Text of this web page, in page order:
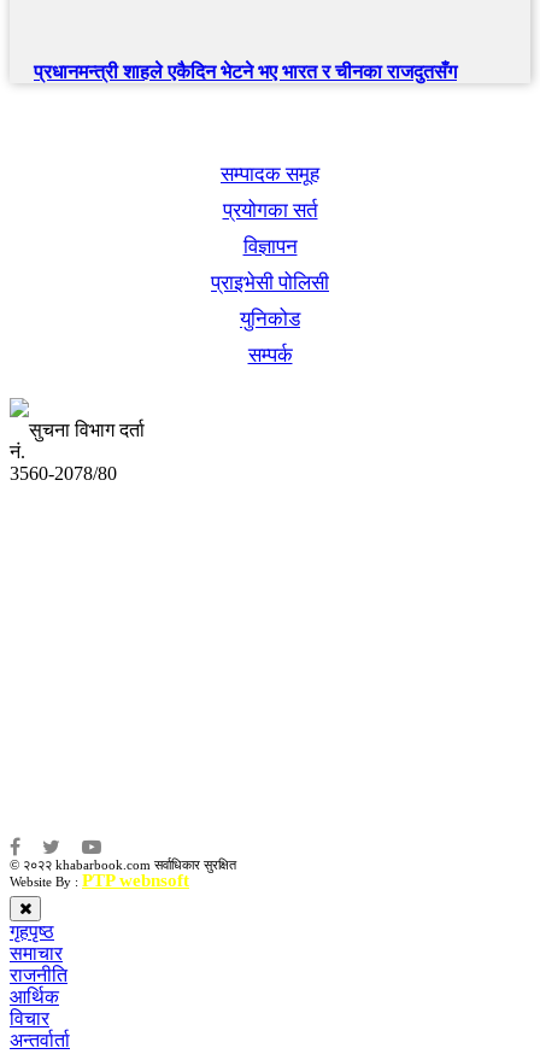
प्रधानमन्त्री शाहले एकैदिन भेटने भए भारत र चीनका राजदुतसँग
सम्पादक समूह
प्रयोगका सर्त
विज्ञापन
प्राइभेसी पोलिसी
युनिकोड
सम्पर्क
सुचना विभाग दर्ता
नं.
3560-2078/80
© २०२२ khabarbook.com सर्वाधिकार सुरक्षित
Website By : PTP webnsoft
गृहपृष्ठ
समाचार
राजनीति
आर्थिक
विचार
अन्तर्वार्ता